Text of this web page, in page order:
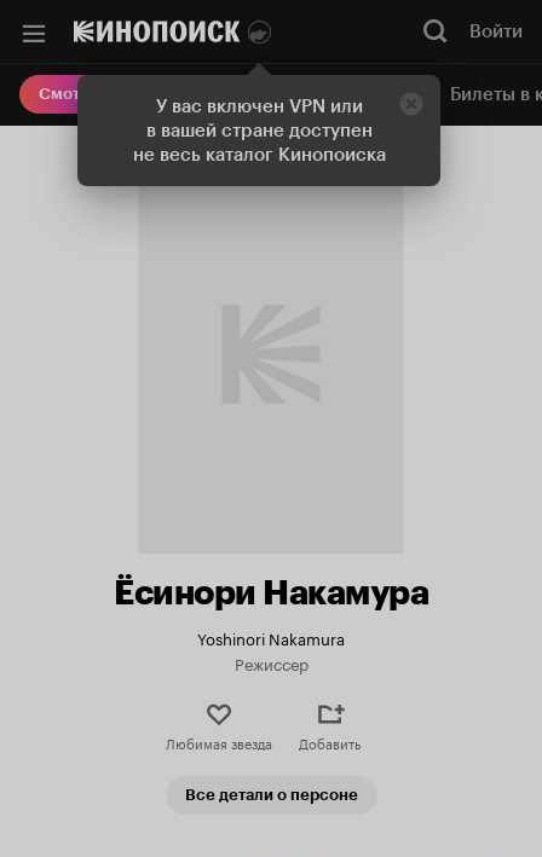
У вас включен VPN или
в вашей стране доступен
не весь каталог Кинопоиска
Войти
Смотреть кино Онлайн-кинотеатр Билеты в
Ёсинори Накамура
Yoshinori Nakamura
Режиссер
Любимая звезда Добавить
Все детали о персоне